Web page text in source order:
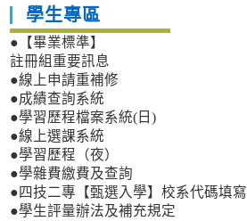
學生專區
●【畢業標準】
註冊組重要訊息
●線上申請重補修
●成績查詢系統
●學習歷程檔案系統(日)
●線上選課系統
●學習歷程（夜）
●學雜費繳費及查詢
●四技二專【甄選入學】校系代碼填寫
●學生評量辦法及補充規定